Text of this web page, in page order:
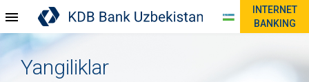
INTERNET
BANKING
Yangiliklar